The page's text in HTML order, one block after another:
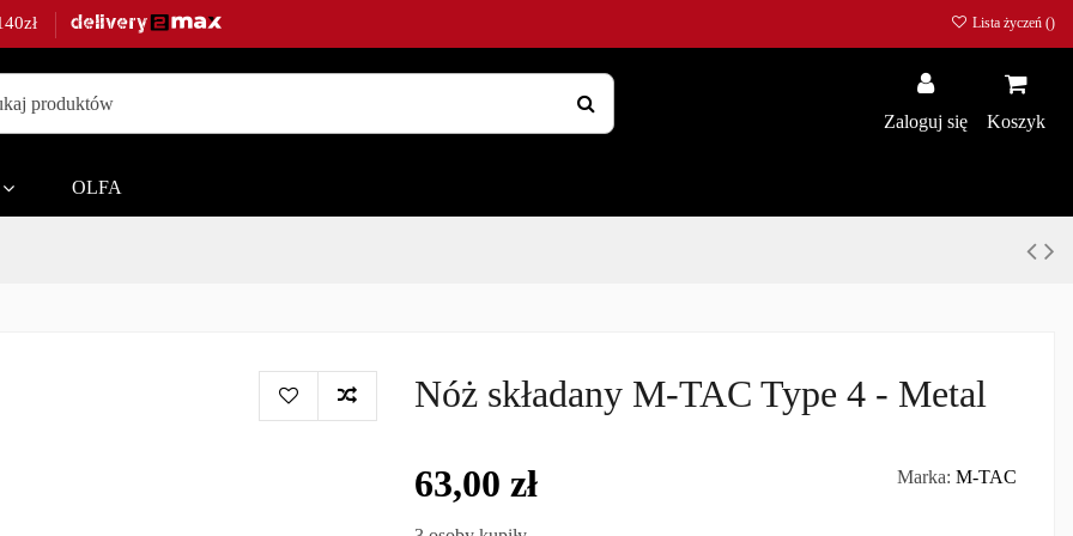
Lista życzeń ()
Zaloguj się Koszyk
OLFA
Nóż składany M-TAC Type 4 - Metal
Marka: M-TAC
63,00 zł